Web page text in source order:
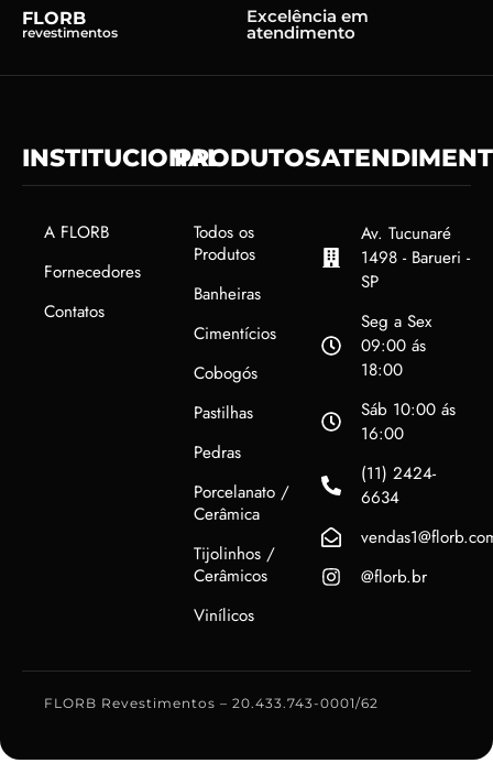
FLORB
revestimentos
Excelência em
atendimento
INSTITUCIONAL
A FLORB
Fornecedores
Contatos
PRODUTOS
Todos os
Produtos
Banheiras
Cimentícios
Cobogós
Pastilhas
Pedras
Porcelanato /
Cerâmica
Tijolinhos /
Cerâmicos
Vinílicos
Av. Tucunaré
1498 - Barueri -
SP
Seg a Sex
09:00 ás
18:00
Sáb 10:00 ás
16:00
(11) 2424-
6634
@florb.br
FLORB Revestimentos – 20.433.743-0001/62